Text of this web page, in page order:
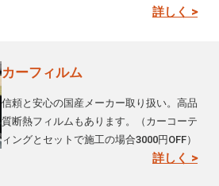
詳しく >
カーフィルム
信頼と安心の国産メーカー取り扱い。高品
質断熱フィルムもあります。（カーコーテ
ィングとセットで施工の場合3000円OFF）
詳しく >